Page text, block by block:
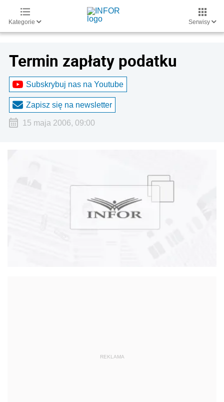
Kategorie Serwisy
Termin zapłaty podatku
Subskrybuj nas na Youtube
Zapisz się na newsletter
15 maja 2006, 09:00